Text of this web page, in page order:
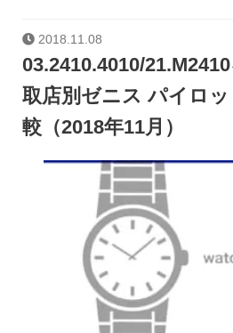
2018.11.08
03.2410.4010/
取店別ゼニス パイロ
較（2018年11月）